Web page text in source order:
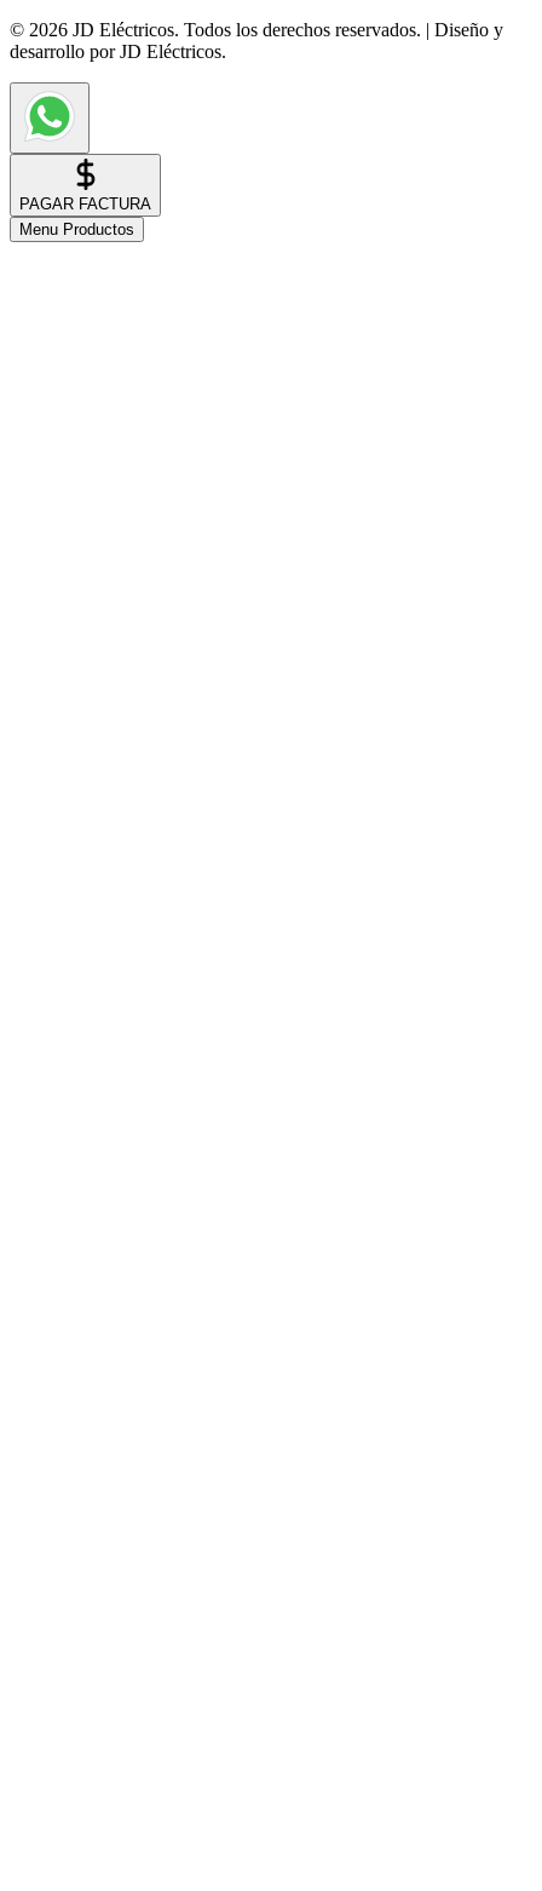
© 2026 JD Eléctricos. Todos los derechos reservados. | Diseño y
desarrollo por JD Eléctricos.
PAGAR FACTURA
Menu Productos